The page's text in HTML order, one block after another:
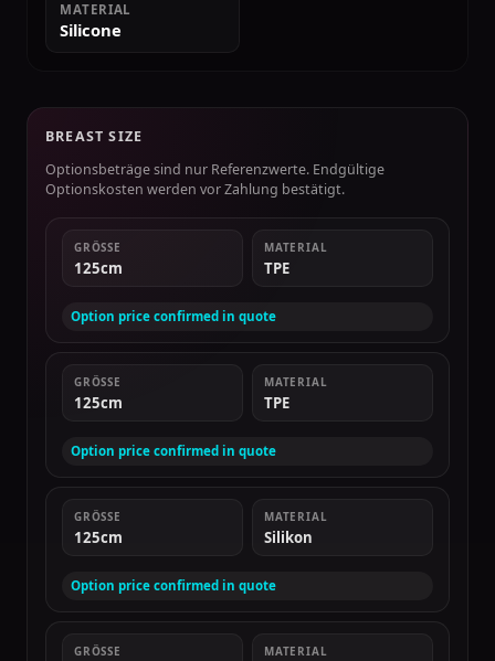
MATERIAL
Silicone
BREAST SIZE
Optionsbeträge sind nur Referenzwerte. Endgültige
Optionskosten werden vor Zahlung bestätigt.
GRÖSSE
125cm
MATERIAL
TPE
Option price confirmed in quote
GRÖSSE
125cm
MATERIAL
TPE
Option price confirmed in quote
GRÖSSE
125cm
MATERIAL
Silikon
Option price confirmed in quote
GRÖSSE MATERIAL